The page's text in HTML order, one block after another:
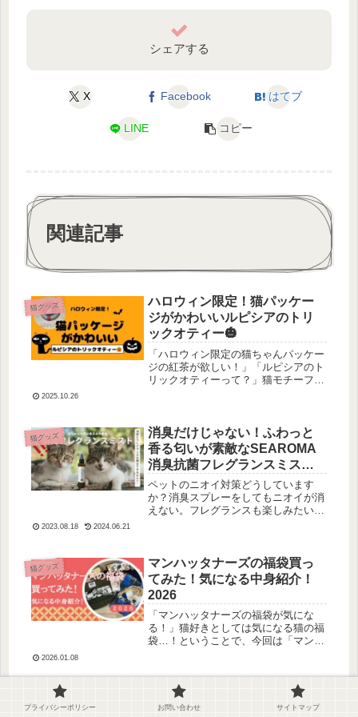
シェアする
X Facebook はてブ
LINE コピー
関連記事
猫グッズ
ハロウィン限定！猫パッケー
ジがかわいいルピシアのトリ
ックオティー🎃
「ハロウィン限定の猫ちゃんパッケー
ジの紅茶が欲しい！」「ルピシアのト
リックオティーって？」猫モチーフの
紅茶を紹介します。それは…「トリッ
クオ...
2025.10.26
猫グッズ
消臭だけじゃない！ふわっと
香る匂いが素敵なSEAROMA
消臭抗菌フレグランスミスト
#PR
ペットのニオイ対策どうしています
か？消臭スプレーをしてもニオイが消
えない。フレグランスも楽しみたい。
抗菌までしてくれるフレグランスミス
トが...
2023.08.18 2024.06.21
猫グッズ
マンハッタナーズの福袋買っ
てみた！気になる中身紹介！
2026
「マンハッタナーズの福袋が気にな
る！」猫好きとしては気になる猫の福
袋…！ということで、今回は「マンハ
ました…！この記事を読めば、マンハ
ッタナーズの福袋がどんなものかわか
るの...
2026.01.08
猫グッズ
こどもの日を猫ちゃんと楽し
もう🎏おすすめグッズまとめ
プライバシーポリシー お問い合わせ サイトマップ